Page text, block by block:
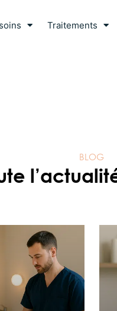
Traitements
BLOG